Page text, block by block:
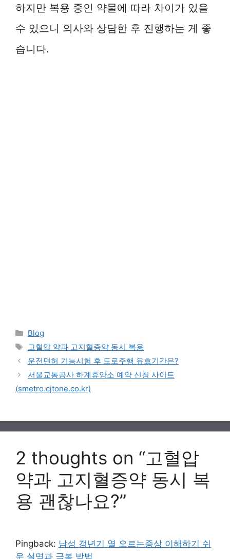
하지만 복용 중인 약물에 따라 차이가 있을
수 있으니 의사와 상담한 후 진행하는 게 좋
습니다.
Categories
Blog
Tags
고혈압 약과 고지혈증약 동시 복용
운전면허 기능시험 후 도로주행 유효기간은?
서울교통공사 하계휴양소 예약 신청 사이트
(smetro.cjtone.co.kr)
2 thoughts on “고혈압
약과 고지혈증약 동시 복
용 괜찮나요?”
Pingback: 남성 갱년기 열 오르는증상 이해하기 쉬
운 설명과 극복 방법